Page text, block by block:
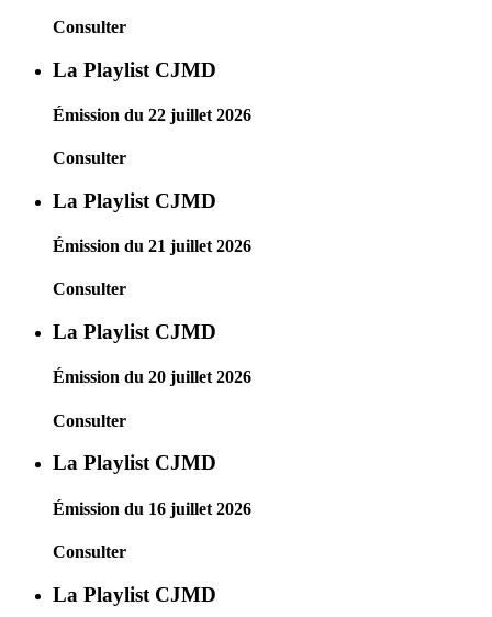
Consulter
La Playlist CJMD
Émission du 22 juillet 2026
Consulter
La Playlist CJMD
Émission du 21 juillet 2026
Consulter
La Playlist CJMD
Émission du 20 juillet 2026
Consulter
La Playlist CJMD
Émission du 16 juillet 2026
Consulter
La Playlist CJMD